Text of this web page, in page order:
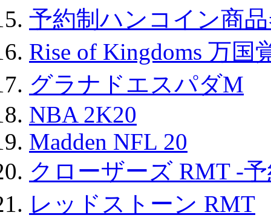
予約制ハンコイン商
Rise of Kingdoms 万
グラナドエスパダM
NBA 2K20
Madden NFL 20
クローザーズ RMT -
レッドストーン RMT